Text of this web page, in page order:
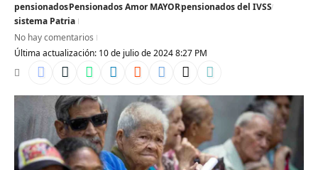
Última actualización: 10 de julio de 2024 8:27 PM
pensionadosPensionados Amor MAYORpensionados del IVSS
sistema Patria
No hay comentarios